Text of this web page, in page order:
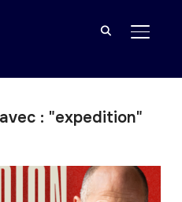
: "expedition"